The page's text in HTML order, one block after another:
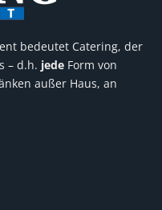
bedeutet Catering, der
– d.h. jede Form von
außer Haus, an